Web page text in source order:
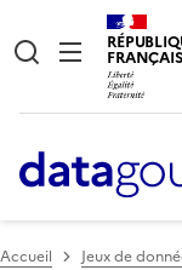
Accueil Jeux de